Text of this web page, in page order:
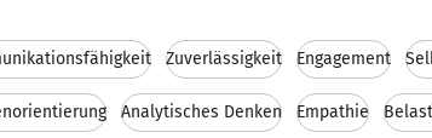
Zuverlässigkeit Engagement
Analytisches Denken Empathie